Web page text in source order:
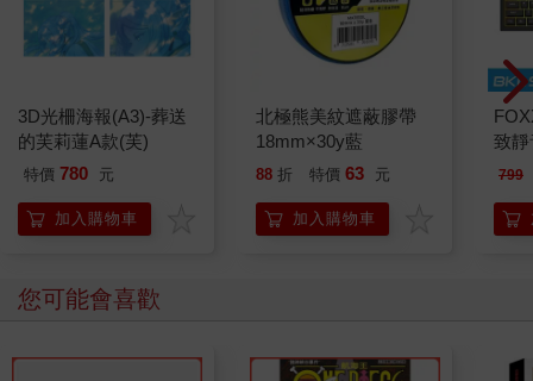
3D光柵海報(A3)-葬送
的芙莉蓮A款(芙)
特價 780 元
加入購物車
北極熊美紋遮蔽膠帶
18mm×30y藍
88 折 特價 63 元
加入購物車
致
799
您可能會喜歡